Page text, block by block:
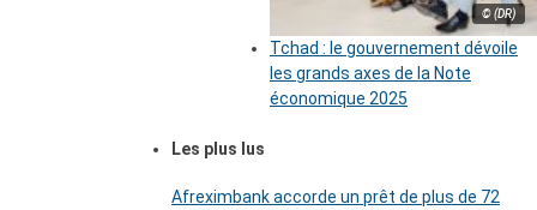
© (DR)
Tchad : le gouvernement dévoile
les grands axes de la Note
économique 2025
Les plus lus
Afreximbank accorde un prêt de plus de 72